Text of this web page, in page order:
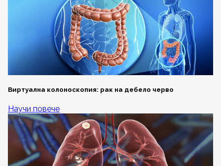
Виртуална колоноскопия: рак на дебело черво
Научи повече